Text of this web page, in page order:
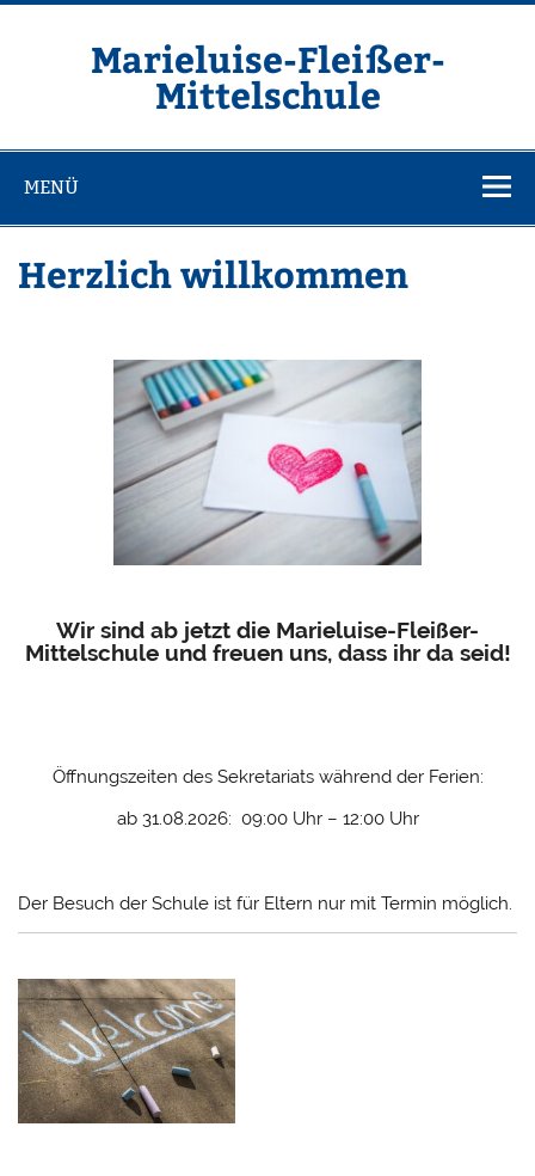
Zum
Marieluise-Fleißer-
Mittelschule
MENÜ
Herzlich willkommen
Wir sind ab jetzt die Marieluise-Fleißer-
Mittelschule und freuen uns, dass ihr da seid!
Öffnungszeiten des Sekretariats während der Ferien:
ab 31.08.2026: 09:00 Uhr – 12:00 Uhr
Der Besuch der Schule ist für Eltern nur mit Termin möglich.